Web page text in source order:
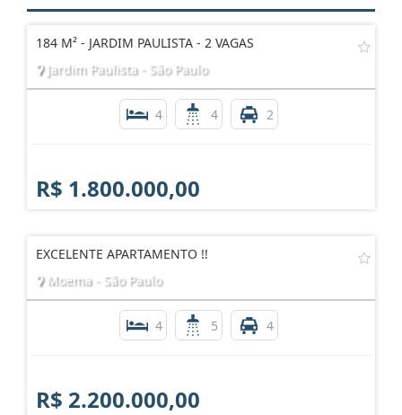
184 M² - JARDIM PAULISTA - 2 VAGAS
Jardim Paulista - São Paulo
4 4 2
R$ 1.800.000,00
EXCELENTE APARTAMENTO !!
Moema - São Paulo
4 5 4
R$ 2.200.000,00